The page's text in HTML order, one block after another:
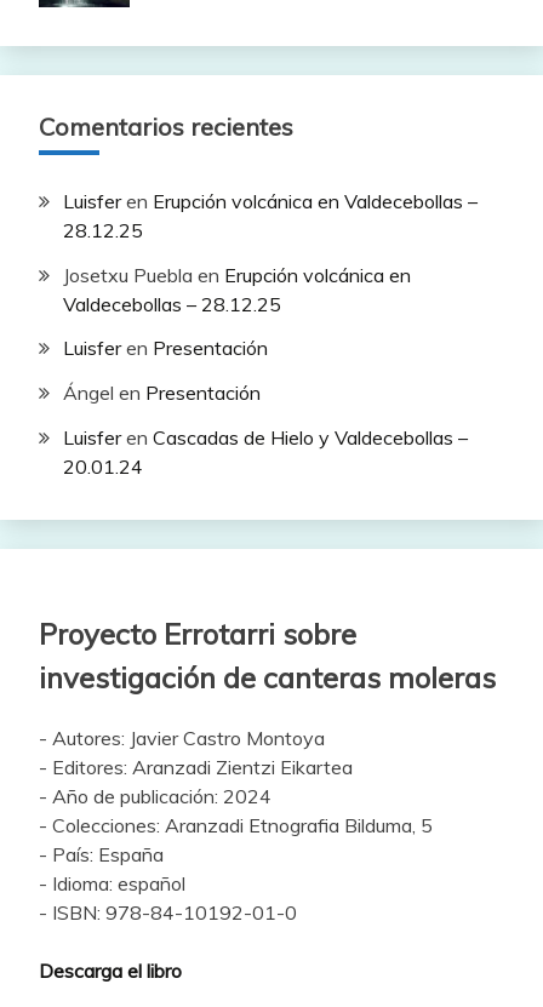
Comentarios recientes
Luisferen Erupción volcánica en Valdecebollas –
28.12.25
Josetxu Puebla en Erupción volcánica en
Valdecebollas – 28.12.25
Luisferen Presentación
Ángel en Presentación
Luisferen Cascadas de Hielo y Valdecebollas –
20.01.24
Proyecto Errotarri sobre
investigación de canteras moleras
- Autores: Javier Castro Montoya
- Editores: Aranzadi Zientzi Eikartea
- Año de publicación: 2024
- Colecciones: Aranzadi Etnografia Bilduma, 5
- País: España
- Idioma: español
- ISBN: 978-84-10192-01-0
Descarga el libro